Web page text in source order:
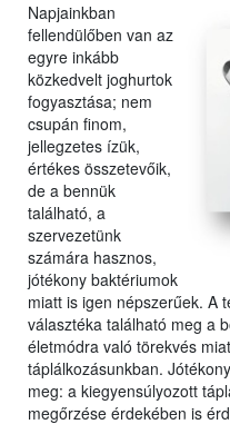
Napjainkban
fellendülőben van az
egyre inkább
közkedvelt joghurtok
fogyasztása; nem
csupán finom,
jellegzetes ízük,
értékes összetevőik,
de a bennük
található, a
szervezetünk
számára hasznos,
jótékony baktériumok
miatt is igen népszerűek. A
választéka található meg a
életmódra való törekvés
táplálkozásunkban.
meg: a kiegyensúlyozott
megőrzése érdekében is